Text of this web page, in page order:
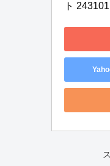
ト 243101